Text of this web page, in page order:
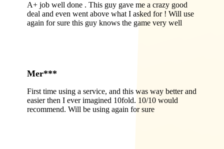
A+ job well done . This guy gave me a crazy good
deal and even went above what I asked for ! Will use
again for sure this guy knows the game very well
Mer***
First time using a service, and this was way better and
easier then I ever imagined 10fold. 10/10 would
recommend. Will be using again for sure